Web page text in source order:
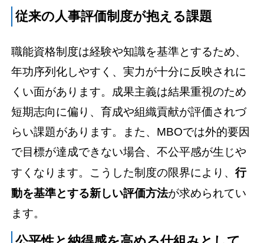
従来の人事評価制度が抱える課題
職能資格制度は経験や知識を基準とするため、
年功序列化しやすく、実力が十分に反映されに
くい面があります。成果主義は結果重視のため
短期志向に偏り、育成や組織貢献が評価されづ
らい課題があります。また、MBOでは外的要因
で目標が達成できない場合、不公平感が生じや
すくなります。こうした制度の限界により、行
動を基準とする新しい評価方法が求められてい
ます。